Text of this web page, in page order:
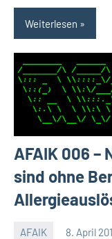
Weiterlesen
AFAIK 006 –
sind ohne
AFAIK 8. April